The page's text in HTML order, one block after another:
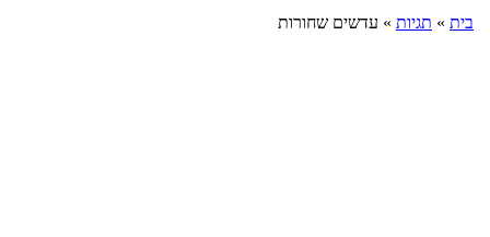
בית » תגיות » עדשים שחורות